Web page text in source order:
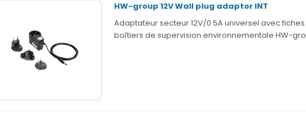
HW-group 12V Wall plug adaptor INT
Adaptateur secteur 12V/0.5A universel avec
boîtiers de supervision environnementale HW-